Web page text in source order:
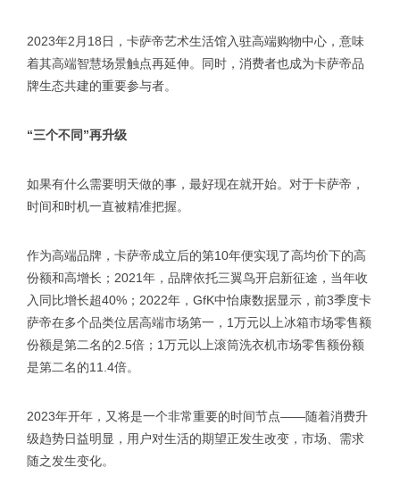
2023年2月18日，卡萨帝艺术生活馆入驻高端购物中心，意味
着其高端智慧场景触点再延伸。同时，消费者也成为卡萨帝品
牌生态共建的重要参与者。
“三个不同”再升级
如果有什么需要明天做的事，最好现在就开始。对于卡萨帝，
时间和时机一直被精准把握。
作为高端品牌，卡萨帝成立后的第10年便实现了高均价下的高
份额和高增长；2021年，品牌依托三翼鸟开启新征途，当年收
入同比增长超40%；2022年，GfK中怡康数据显示，前3季度卡
萨帝在多个品类位居高端市场第一，1万元以上冰箱市场零售额
份额是第二名的2.5倍；1万元以上滚筒洗衣机市场零售额份额
是第二名的11.4倍。
2023年开年，又将是一个非常重要的时间节点——随着消费升
级趋势日益明显，用户对生活的期望正发生改变，市场、需求
随之发生变化。